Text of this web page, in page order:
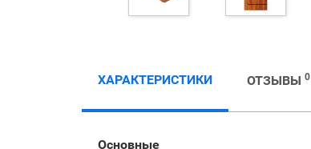
ХАРАКТЕРИСТИКИ ОТЗЫВЫ 0
Основные